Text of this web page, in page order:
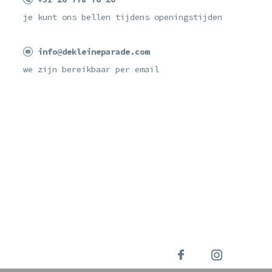
je kunt ons bellen tijdens openingstijden
info@dekleineparade.com
we zijn bereikbaar per email